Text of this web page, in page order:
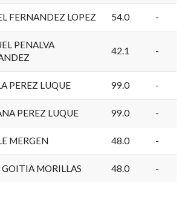
FERNANDEZ LOPEZ 54.0 -
PENALVA
42.1 -
PEREZ LUQUE 99.0 -
PEREZ LUQUE 99.0 -
MERGEN 48.0 -
GOITIA MORILLAS 48.0 -